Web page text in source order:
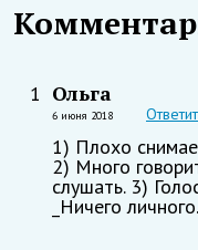
1 Ольга
6 июня 2018
1) Плохо
2) Много
слушать. 3)
_Ничего